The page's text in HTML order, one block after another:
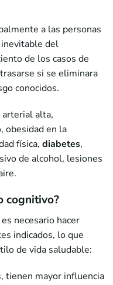
a las personas
inevitable del
de los casos de
si se eliminara
conocidos.
arterial alta,
obesidad en la
física, diabetes,
de alcohol, lesiones
cognitivo?
necesario hacer
indicados, lo que
de vida saludable:
tienen mayor influencia